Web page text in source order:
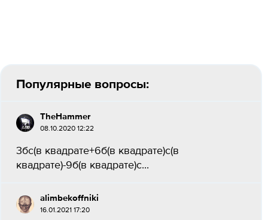
Популярные вопросы:
TheHammer
08.10.2020 12:22
3бс(в квадрате+6б(в квадрате)с(в
квадрате)-9б(в квадрате)с...
alimbekoffniki
16.01.2021 17:20